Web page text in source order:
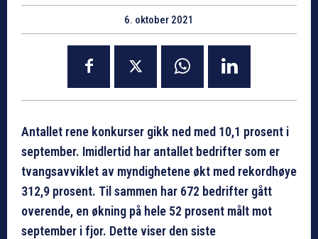
6. oktober 2021
Antallet rene konkurser gikk ned med 10,1 prosent i
september. Imidlertid har antallet bedrifter som er
tvangsavviklet av myndighetene økt med rekordhøye
312,9 prosent. Til sammen har 672 bedrifter gått
overende, en økning på hele 52 prosent målt mot
september i fjor. Dette viser den siste